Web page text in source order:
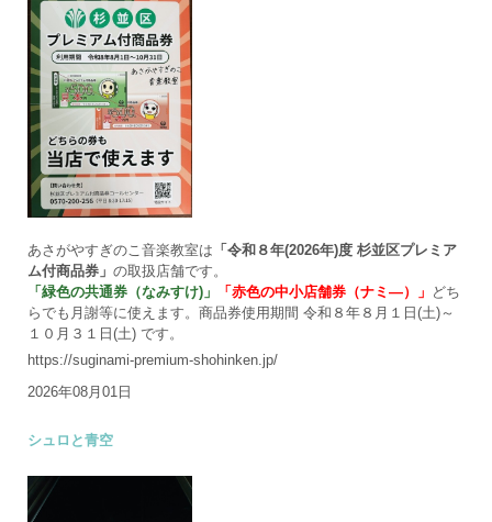
あさがやすぎのこ音楽教室は 「令和８年(2026年)度 杉並区プレミア
ム付商品券」 の取扱店舗です。
「緑色の共通券（なみすけ)」
「赤色の中小店舗券（ナミ―）」 どち
らでも月謝等に使えます。商品券使用期間 令和８年８月１日(土)～
１０月３１日(土) です。
https://suginami-premium-shohinken.jp/
2026年08月01日
シュロと青空